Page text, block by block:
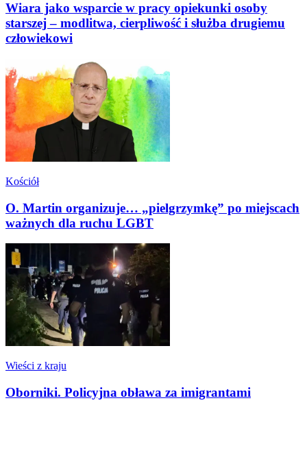
Wiara jako wsparcie w pracy opiekunki osoby
starszej – modlitwa, cierpliwość i służba drugiemu
człowiekowi
Kościół
O. Martin organizuje… „pielgrzymkę” po miejscach
ważnych dla ruchu LGBT
Wieści z kraju
Oborniki. Policyjna obława za imigrantami